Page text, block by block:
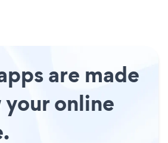
are made
online